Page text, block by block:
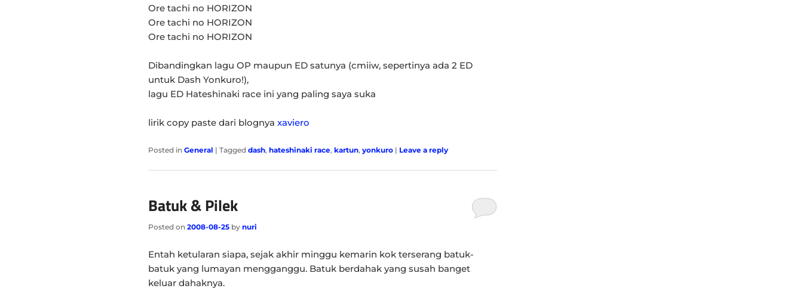
Ore tachi no HORIZON
Ore tachi no HORIZON
Ore tachi no HORIZON
Dibandingkan lagu OP maupun ED satunya (cmiiw, sepertinya ada 2 ED
untuk Dash Yonkuro!),
lagu ED Hateshinaki race ini yang paling saya suka
lirik copy paste dari blognya xaviero
Posted in General | Tagged dash, hateshinaki race, kartun, yonkuro | Leave a reply
Batuk & Pilek
Posted on 2008-08-25 by nuri
Entah ketularan siapa, sejak akhir minggu kemarin kok terserang batuk-
batuk yang lumayan mengganggu. Batuk berdahak yang susah banget
keluar dahaknya.